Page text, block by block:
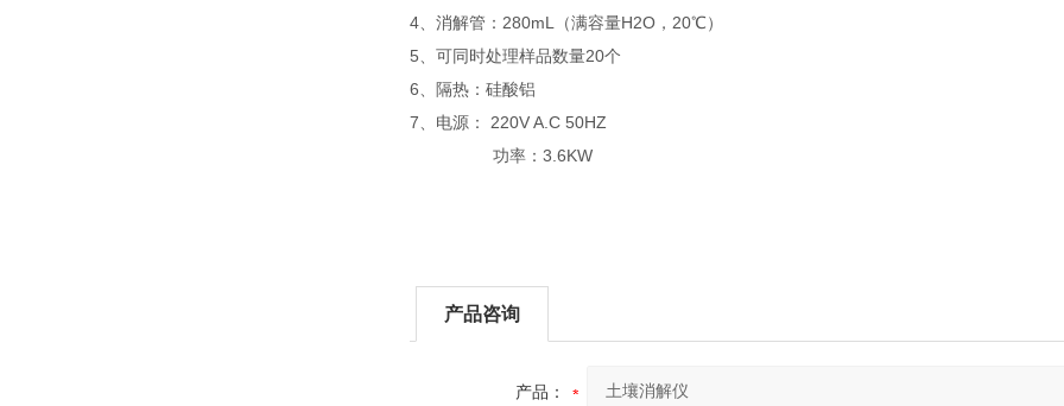
4、消解管：280mL（满容量H2O，20℃）
5、可同时处理样品数量20个
6、隔热：硅酸铝
7、电源： 220V A.C 50HZ
功率：3.6KW
产品咨询
产品：